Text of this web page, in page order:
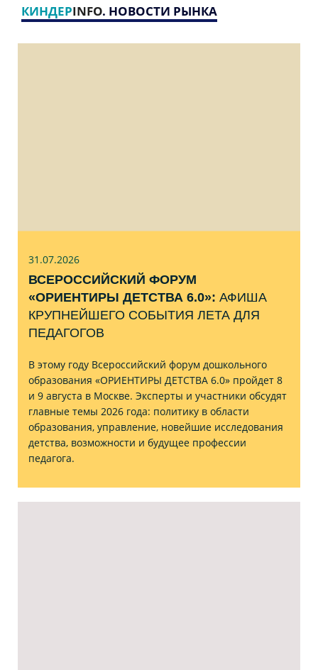
КИНДЕРINFO. НОВОСТИ РЫНКА
31.07.2026
ВСЕРОССИЙСКИЙ ФОРУМ
«ОРИЕНТИРЫ ДЕТСТВА 6.0»: АФИША
КРУПНЕЙШЕГО СОБЫТИЯ ЛЕТА ДЛЯ
ПЕДАГОГОВ
В этому году Всероссийский форум дошкольного
образования «ОРИЕНТИРЫ ДЕТСТВА 6.0» пройдет 8
и 9 августа в Москве. Эксперты и участники обсудят
главные темы 2026 года: политику в области
образования, управление, новейшие исследования
детства, возможности и будущее профессии
педагога.